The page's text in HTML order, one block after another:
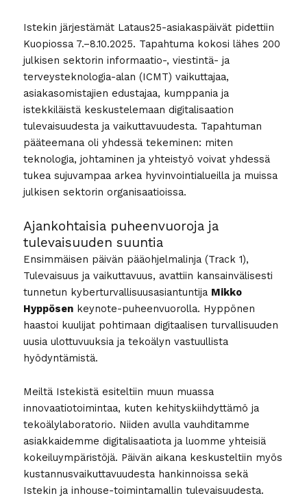
Istekin järjestämät Lataus25-asiakaspäivät pidettiin
Kuopiossa 7.–8.10.2025. Tapahtuma kokosi lähes 200
julkisen sektorin informaatio-, viestintä- ja
terveysteknologia-alan (ICMT) vaikuttajaa,
asiakasomistajien edustajaa, kumppania ja
istekkiläistä keskustelemaan digitalisaation
tulevaisuudesta ja vaikuttavuudesta. Tapahtuman
pääteemana oli yhdessä tekeminen: miten
teknologia, johtaminen ja yhteistyö voivat yhdessä
tukea sujuvampaa arkea hyvinvointialueilla ja muissa
julkisen sektorin organisaatioissa.
Ajankohtaisia puheenvuoroja ja
tulevaisuuden suuntia
Ensimmäisen päivän pääohjelmalinja (Track 1),
Tulevaisuus ja vaikuttavuus, avattiin kansainvälisesti
tunnetun kyberturvallisuusasiantuntija Mikko
Hyppösen keynote-puheenvuorolla. Hyppönen
haastoi kuulijat pohtimaan digitaalisen turvallisuuden
uusia ulottuvuuksia ja tekoälyn vastuullista
hyödyntämistä.
Meiltä Istekistä esiteltiin muun muassa
innovaatiotoimintaa, kuten kehityskiihdyttämö ja
tekoälylaboratorio. Niiden avulla vauhditamme
asiakkaidemme digitalisaatiota ja luomme yhteisiä
kokeiluympäristöjä. Päivän aikana keskusteltiin myös
kustannusvaikuttavuudesta hankinnoissa sekä
Istekin ja inhouse-toimintamallin tulevaisuudesta.